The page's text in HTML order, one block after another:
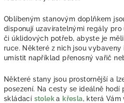
Oblíbeným stanovým doplňkem
disponují uzavíratelnými regály
či úklidových potřeb, abyste je
ruce. Některé z nich jsou
umístit například přenosný vařič
Některé stany jsou prostornější a
posezení. Na cesty se ideálně hodí
skládací stolek a křesla, která